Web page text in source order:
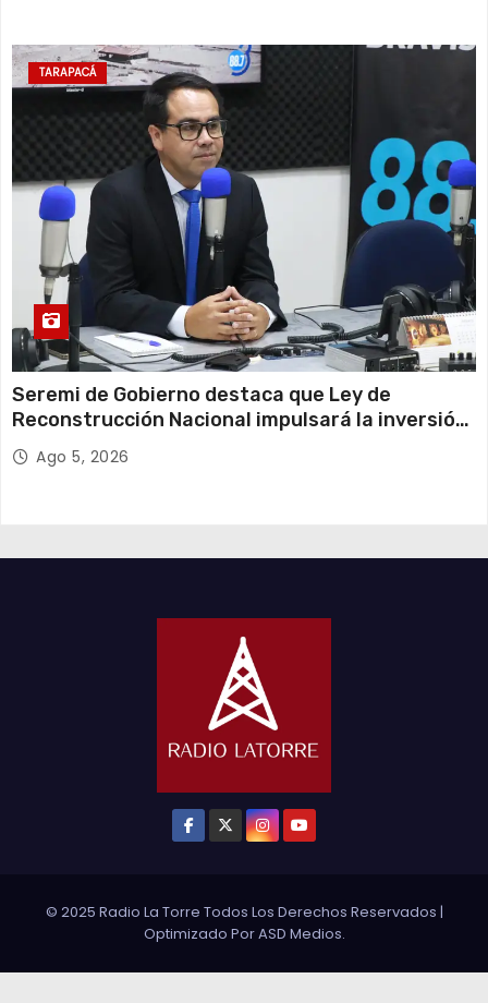
TARAPACÁ
Seremi de Gobierno destaca que Ley de
Reconstrucción Nacional impulsará la inversión
y el empleo en Tarapacá
Ago 5, 2026
© 2025 Radio La Torre Todos Los Derechos Reservados |
Optimizado PorASD Medios.